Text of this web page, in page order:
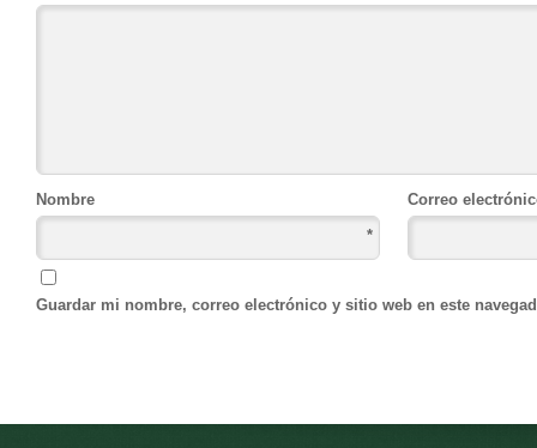
Nombre
*
Correo
Guardar mi nombre, correo electrónico y sitio web en este